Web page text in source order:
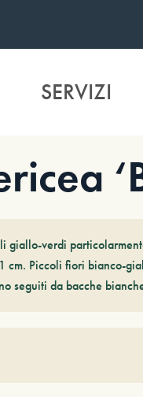
SERVIZI
giallo-verdi
cm. Piccoli fiori bianco-
seguiti da bacche